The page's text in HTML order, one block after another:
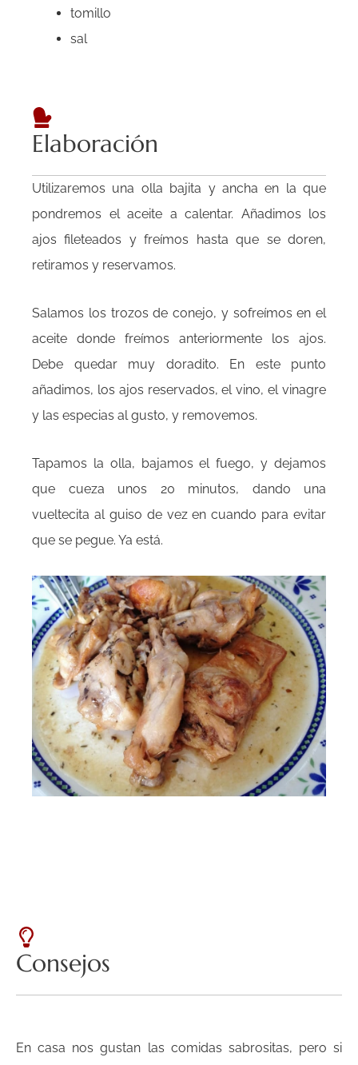
tomillo
sal
Elaboración
Utilizaremos una olla bajita y ancha en la que
pondremos el aceite a calentar. Añadimos los
ajos fileteados y freímos hasta que se doren,
retiramos y reservamos.
Salamos los trozos de conejo, y sofreímos en el
aceite donde freímos anteriormente los ajos.
Debe quedar muy doradito. En este punto
añadimos, los ajos reservados, el vino, el vinagre
y las especias al gusto, y removemos.
Tapamos la olla, bajamos el fuego, y dejamos
que cueza unos 20 minutos, dando una
vueltecita al guiso de vez en cuando para evitar
que se pegue. Ya está.
Consejos
En casa nos gustan las comidas sabrositas, pero si